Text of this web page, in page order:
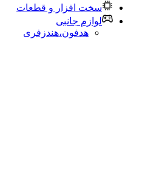
سخت افزار و قطعات
لوازم جانبی
هدفون،هندزفری